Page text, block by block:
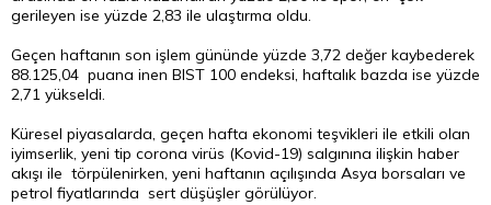
gerileyen ise yüzde 2,83 ile ulaştırma oldu.
Geçen haftanın son işlem gününde yüzde 3,72 değer kaybederek
88.125,04 puana inen BIST 100 endeksi, haftalık bazda ise yüzde
2,71 yükseldi.
Küresel piyasalarda, geçen hafta ekonomi teşvikleri ile etkili olan
iyimserlik, yeni tip corona virüs (Kovid-19) salgınına ilişkin haber
akışı ile törpülenirken, yeni haftanın açılışında Asya borsaları ve
petrol fiyatlarında sert düşüşler görülüyor.